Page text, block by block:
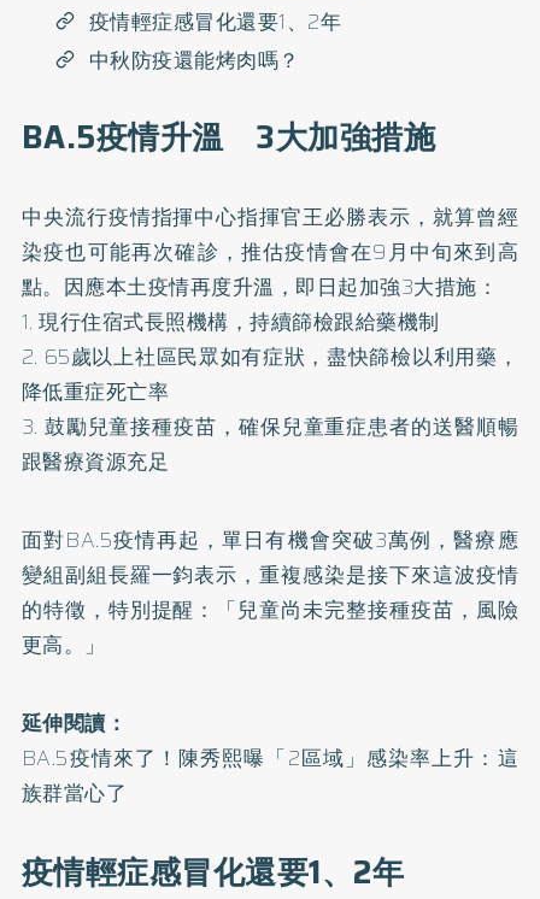
疫情輕症感冒化還要1、2年
中秋防疫還能烤肉嗎？
BA.5疫情升溫 3大加強措施
中央流行疫情指揮中心指揮官王必勝表示，就算曾經
染疫也可能再次確診，推估疫情會在9月中旬來到高
點。因應本土疫情再度升溫，即日起加強3大措施：
1. 現行住宿式長照機構，持續篩檢跟給藥機制
2. 65歲以上社區民眾如有症狀，盡快篩檢以利用藥，
降低重症死亡率
3. 鼓勵兒童接種疫苗，確保兒童重症患者的送醫順暢
跟醫療資源充足
面對BA.5疫情再起，單日有機會突破3萬例，醫療應
變組副組長羅一鈞表示，重複感染是接下來這波疫情
的特徵，特別提醒：「兒童尚未完整接種疫苗，風險
更高。」
延伸閱讀：
BA.5疫情來了！陳秀熙曝「2區域」感染率上升：這
族群當心了
疫情輕症感冒化還要1、2年